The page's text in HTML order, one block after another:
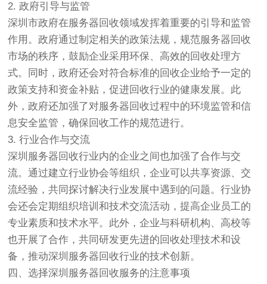
2. 政府引导与监管
深圳市政府在服务器回收领域发挥着重要的引导和监管
作用。政府通过制定相关的政策法规，规范服务器回收
市场的秩序，鼓励企业采用环保、高效的回收处理方
式。同时，政府还会对符合标准的回收企业给予一定的
政策支持和资金补贴，促进回收行业的健康发展。此
外，政府还加强了对服务器回收过程中的环境监管和信
息安全监管，确保回收工作的规范进行。
3. 行业合作与交流
深圳服务器回收行业内的企业之间也加强了合作与交
流。通过建立行业协会等组织，企业可以共享资源、交
流经验，共同探讨解决行业发展中遇到的问题。行业协
会还会定期组织培训和技术交流活动，提高企业员工的
专业素质和技术水平。此外，企业与科研机构、高校等
也开展了合作，共同研发更先进的回收处理技术和设
备，推动深圳服务器回收行业的技术创新。
四、选择深圳服务器回收服务的注意事项